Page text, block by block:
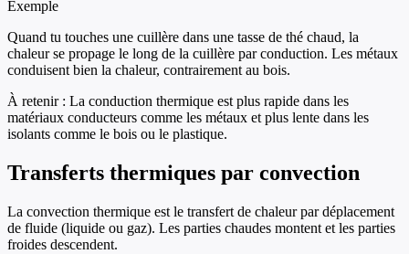
Exemple
Quand tu touches une cuillère dans une tasse de thé chaud, la
chaleur se propage le long de la cuillère par conduction. Les métaux
conduisent bien la chaleur, contrairement au bois.
À retenir : La conduction thermique est plus rapide dans les
matériaux conducteurs comme les métaux et plus lente dans les
isolants comme le bois ou le plastique.
Transferts thermiques par convection
La convection thermique est le transfert de chaleur par déplacement
de fluide (liquide ou gaz). Les parties chaudes montent et les parties
froides descendent.